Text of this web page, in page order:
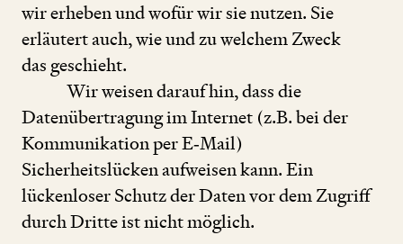
wir erheben und wofür wir sie nutzen. Sie
erläutert auch, wie und zu welchem Zweck
das geschieht.
Wir weisen darauf hin, dass die
Datenübertragung im Internet (z.B. bei der
Kommunikation per E‑Mail)
Sicherheitslücken aufweisen kann. Ein
lückenloser Schutz der Daten vor dem Zugriff
durch Dritte ist nicht möglich.